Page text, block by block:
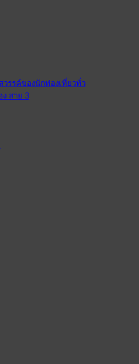
รรค์ของนักท่องเที่ยวทั่ว
ง สาย 3